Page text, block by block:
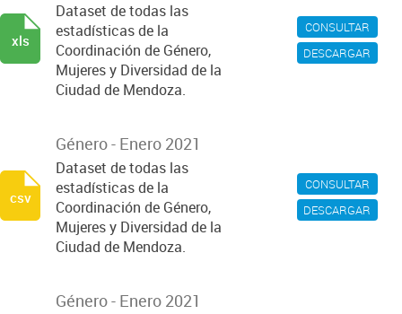
CONSULTAR
DESCARGAR
Dataset de todas las
estadísticas de la
Coordinación de Género,
Mujeres y Diversidad de la
Ciudad de Mendoza.
xls
CONSULTAR
DESCARGAR
Género - Enero 2021
Dataset de todas las
estadísticas de la
Coordinación de Género,
Mujeres y Diversidad de la
Ciudad de Mendoza.
csv
Género - Enero 2021